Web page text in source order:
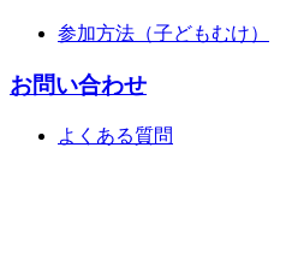
参加方法（子どもむけ）
お問い合わせ
よくある質問